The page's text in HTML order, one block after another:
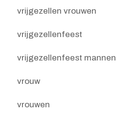
vrijgezellen vrouwen
vrijgezellenfeest
vrijgezellenfeest mannen
vrouw
vrouwen